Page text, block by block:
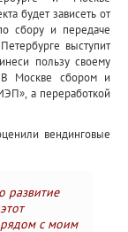
будет зависеть от
сбору и передаче
выступит
пользу своему
В Москве сбором и
а переработкой
вендинговые
развитие
с моим